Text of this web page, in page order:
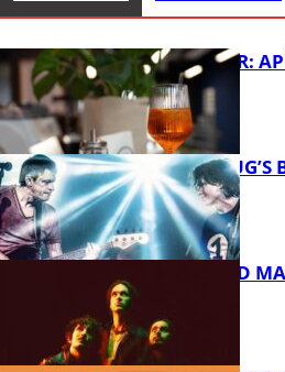
FB Kultur
HOT SUMMER:
LUMA
THOMAS BLUG’S
KAMMGARN
DIRTY SOUND